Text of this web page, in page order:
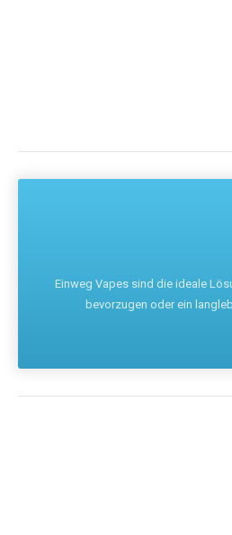
Einweg Vapes sind die ideale
bevorzugen oder ein